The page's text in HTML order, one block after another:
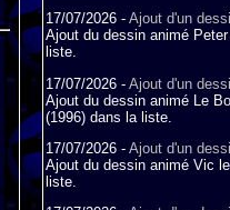
17/07/2026 - Ajout d'un
Ajout du dessin animé
liste.
17/07/2026 - Ajout d'un
Ajout du dessin animé Le
(1996) dans la liste.
17/07/2026 - Ajout d'un
Ajout du dessin animé Vic
liste.